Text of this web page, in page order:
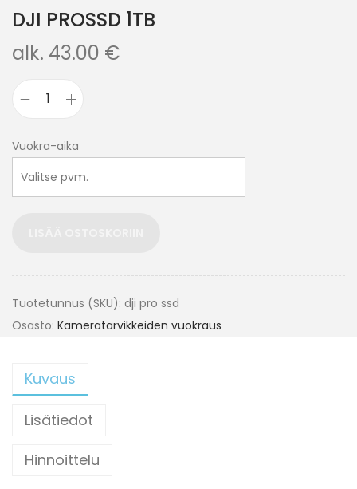
DJI PROSSD 1TB
alk. 43.00 €
Vuokra-aika
Tuotetunnus (SKU): dji pro ssd
Osasto: Kameratarvikkeiden vuokraus
Kuvaus
Lisätiedot
Hinnoittelu